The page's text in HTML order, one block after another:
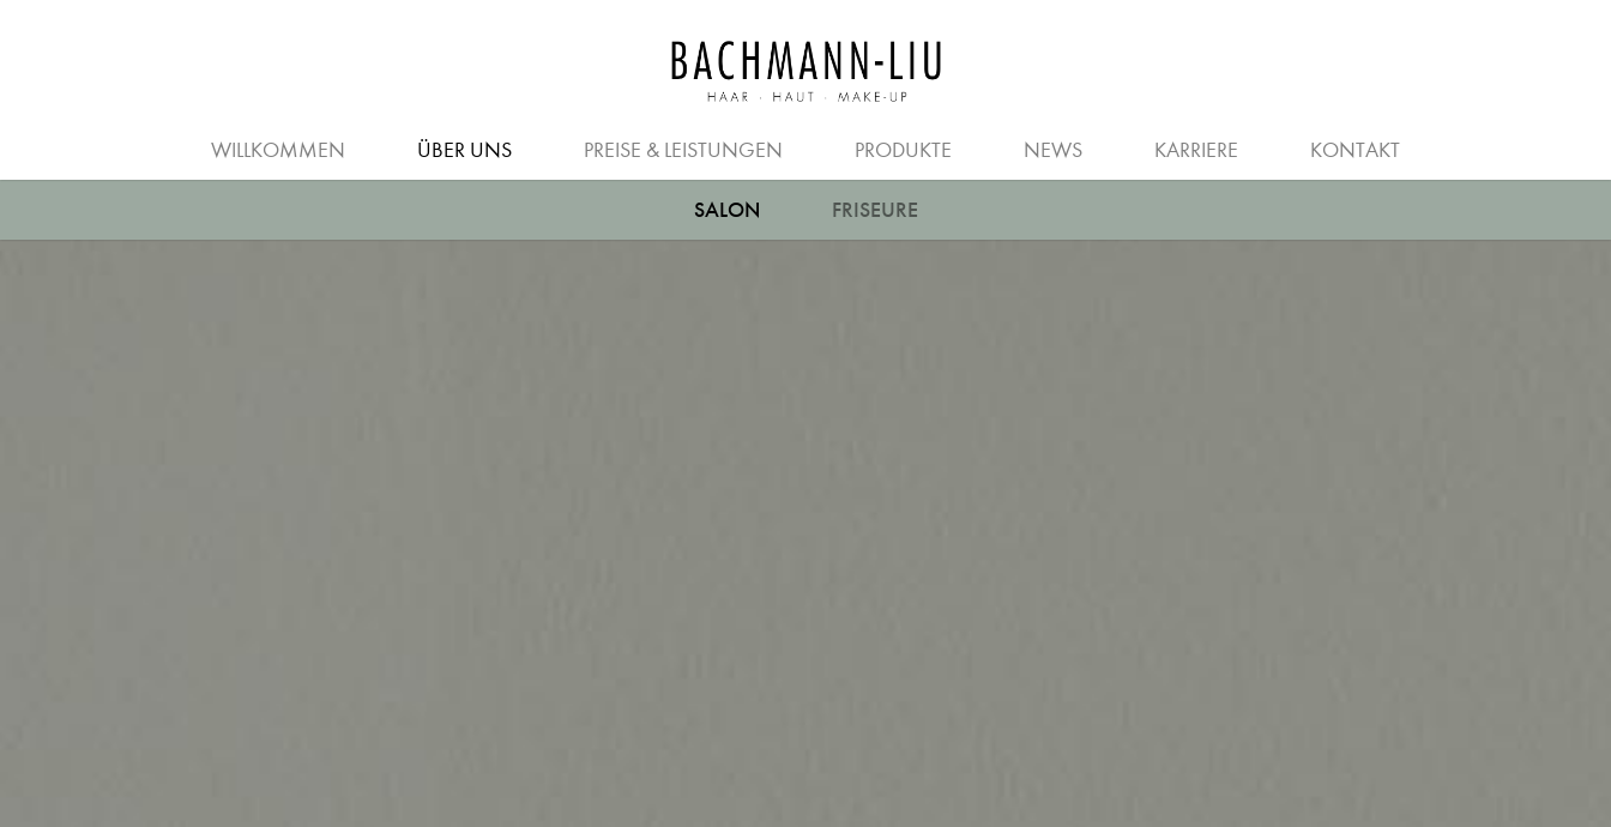
WILLKOMMEN ÜBER UNS
SALON FRISEURE
PREISE & LEISTUNGEN
PREISE HERREN GUTSCHEIN
PRODUKTE NEWS KARRIERE
ARBEITGEBER AUSBILDUNG JOBS FÜR FRISEURE KOSMETIKER QUER- & WIEDEREINSTIEG STELLENANZEIGEN
KONTAKT